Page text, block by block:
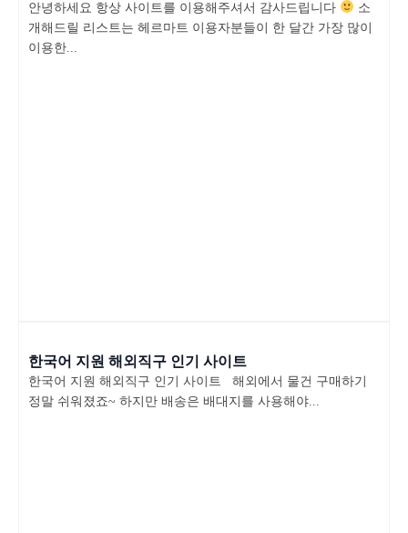
안녕하세요 항상 사이트를 이용해주셔서 감사드립니다
소
개해드릴 리스트는 헤르마트 이용자분들이 한 달간 가장 많이
이용한...
한국어 지원 해외직구 인기 사이트
한국어 지원 해외직구 인기 사이트 해외에서 물건 구매하기
정말 쉬워졌죠~ 하지만 배송은 배대지를 사용해야...